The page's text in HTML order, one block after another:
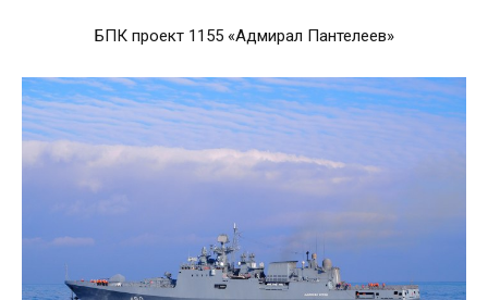
БПК проект 1155 «Адмирал Пантелеев»